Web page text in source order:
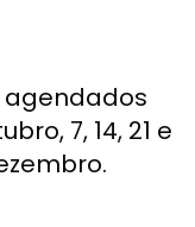
agendados
7, 14, 21 e